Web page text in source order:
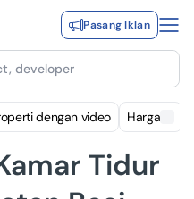
Pasang Iklan
developer
dengan video Harga
Tidur